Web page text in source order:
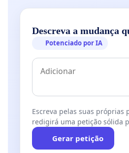
Descreva a mudança
Potenciado por IA
Escreva pelas suas próprias
redigirá uma petição sólida
Gerar petição